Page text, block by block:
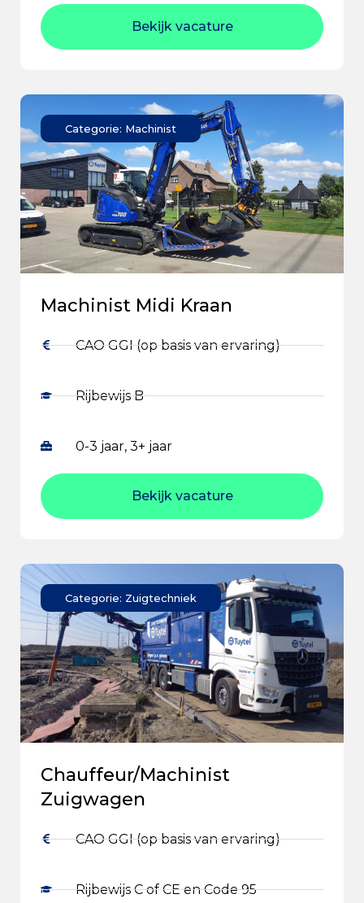
Bekijk vacature
Categorie: Machinist
Machinist Midi Kraan
CAO GGI (op basis van ervaring)
Rijbewijs B
0-3 jaar, 3+ jaar
Bekijk vacature
Categorie: Zuigtechniek
Chauffeur/Machinist
Zuigwagen
CAO GGI (op basis van ervaring)
Rijbewijs C of CE en Code 95